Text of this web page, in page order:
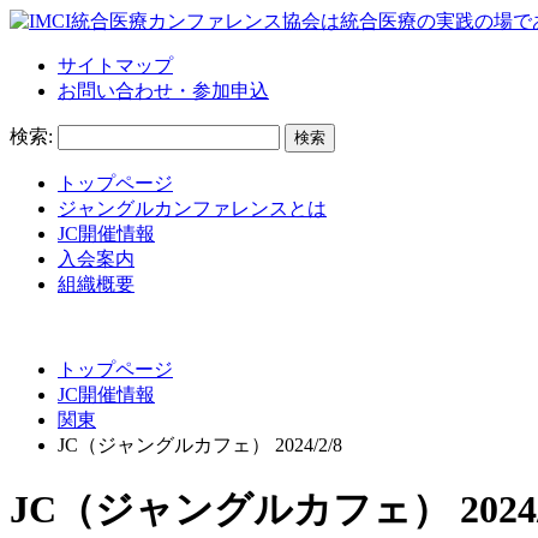
サイトマップ
お問い合わせ・参加申込
検索:
トップページ
ジャングルカンファレンスとは
JC開催情報
入会案内
組織概要
トップページ
JC開催情報
関東
JC（ジャングルカフェ） 2024/2/8
JC（ジャングルカフェ）